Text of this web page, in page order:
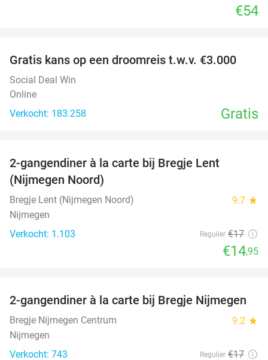
€54
Gratis kans op een droomreis t.w.v. €3.000
Social Deal Win
Online
Verkocht: 183.258
Gratis
2-gangendiner à la carte bij Bregje Lent
(Nijmegen Noord)
Bregje Lent (Nijmegen Noord) 9.7 star
Nijmegen
Verkocht: 1.103
Regulier €17
€14,95
12%
2-gangendiner à la carte bij Bregje Nijmegen
Bregje Nijmegen Centrum 9.2 star
Nijmegen
Verkocht: 743
Regulier €17